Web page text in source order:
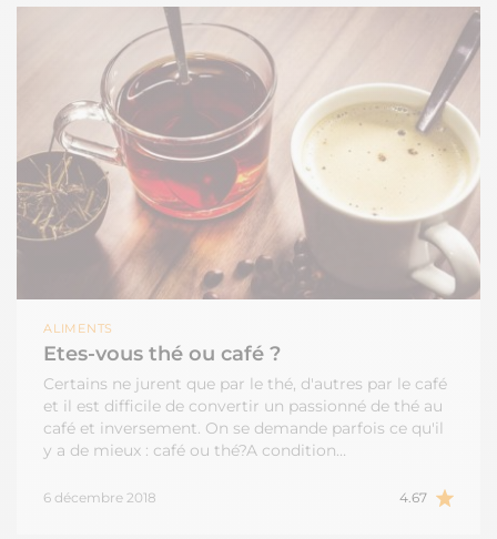
ALIMENTS
Etes-vous thé ou café ?
Certains ne jurent que par le thé, d'autres par le café
et il est difficile de convertir un passionné de thé au
café et inversement. On se demande parfois ce qu'il
y a de mieux : café ou thé?A condition…
6 décembre 2018 4.67